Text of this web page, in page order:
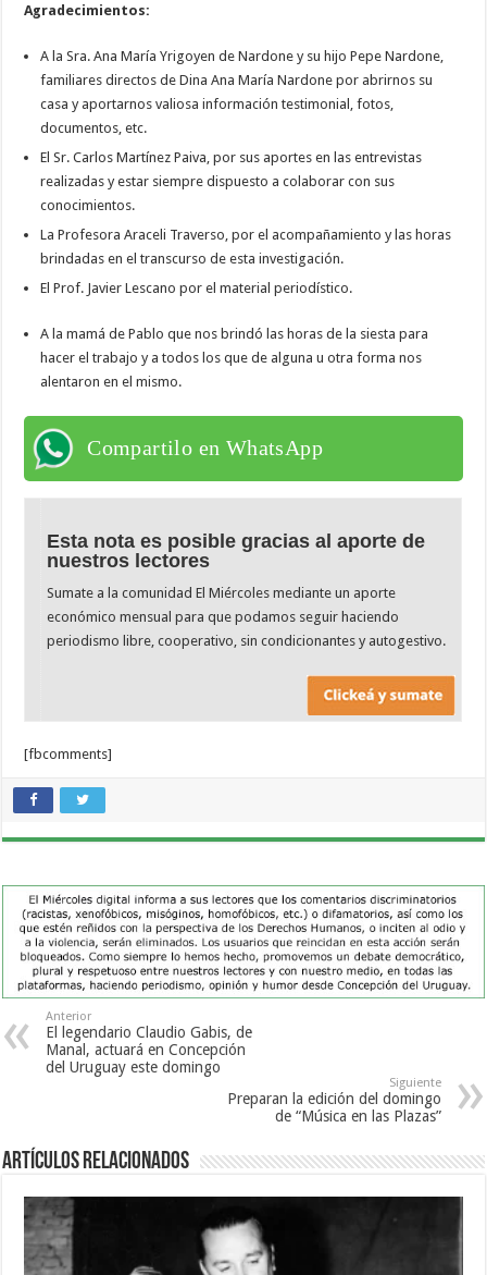
Agradecimientos:
A la Sra. Ana María Yrigoyen de Nardone y su hijo Pepe Nardone,
familiares directos de Dina Ana María Nardone por abrirnos su
casa y aportarnos valiosa información testimonial, fotos,
documentos, etc.
El Sr. Carlos Martínez Paiva, por sus aportes en las entrevistas
realizadas y estar siempre dispuesto a colaborar con sus
conocimientos.
La Profesora Araceli Traverso, por el acompañamiento y las horas
brindadas en el transcurso de esta investigación.
El Prof. Javier Lescano por el material periodístico.
A la mamá de Pablo que nos brindó las horas de la siesta para
hacer el trabajo y a todos los que de alguna u otra forma nos
alentaron en el mismo.
Compartilo en WhatsApp
Esta nota es posible gracias al aporte de
nuestros lectores
Sumate a la comunidad El Miércoles mediante un aporte
económico mensual para que podamos seguir haciendo
periodismo libre, cooperativo, sin condicionantes y autogestivo.
[fbcomments]
Anterior
El legendario Claudio Gabis, de
Manal, actuará en Concepción
del Uruguay este domingo
Siguiente
Preparan la edición del domingo
de “Música en las Plazas”
Artículos Relacionados